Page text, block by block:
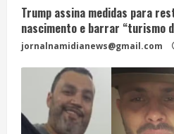
Trump assina medidas para
nascimento e barrar “turismo
jornalnamidianews@gmail.com